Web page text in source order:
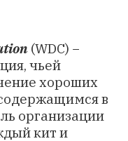
(WDC) −
чьей
хороших
в
организации
кит и